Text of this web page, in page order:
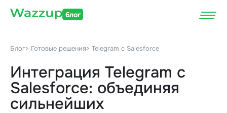
блог
Блог> Готовые решения> Telegram c Salesforce
Интеграция Telegram c
Salesforce: объединяя
сильнейших